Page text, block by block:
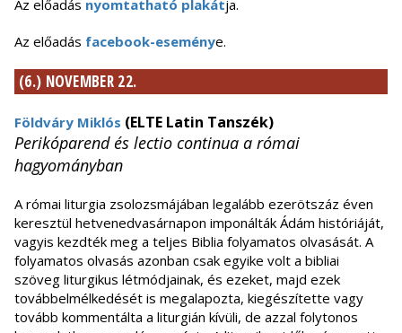
Az előadás nyomtatható plakátja.
Az előadás facebook-eseménye.
(6.) NOVEMBER 22.
Földváry Miklós (ELTE Latin Tanszék)
Perikóparend és lectio continua a római
hagyományban
A római liturgia zsolozsmájában legalább ezerötszáz éven
keresztül hetvenedvasárnapon imponálták Ádám históriáját,
vagyis kezdték meg a teljes Biblia folyamatos olvasását. A
folyamatos olvasás azonban csak egyike volt a bibliai
szöveg liturgikus létmódjainak, és ezeket, majd ezek
továbbelmélkedését is megalapozta, kiegészítette vagy
tovább kommentálta a liturgián kívüli, de azzal folytonos